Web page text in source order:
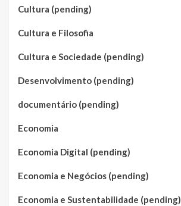
Cultura (pending)
Cultura e Filosofia
Cultura e Sociedade (pending)
Desenvolvimento (pending)
documentário (pending)
Economia
Economia Digital (pending)
Economia e Negócios (pending)
Economia e Sustentabilidade (pending)